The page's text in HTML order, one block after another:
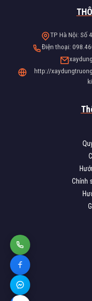
TP Hà Nội: Số
Điện thoại:
http://
Chính